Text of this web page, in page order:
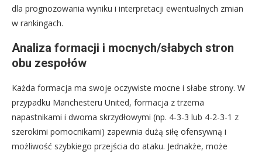
dla prognozowania wyniku i interpretacji ewentualnych zmian
w rankingach.
Analiza formacji i mocnych/słabych stron
obu zespołów
Każda formacja ma swoje oczywiste mocne i słabe strony. W
przypadku Manchesteru United, formacja z trzema
napastnikami i dwoma skrzydłowymi (np. 4-3-3 lub 4-2-3-1 z
szerokimi pomocnikami) zapewnia dużą siłę ofensywną i
możliwość szybkiego przejścia do ataku. Jednakże, może